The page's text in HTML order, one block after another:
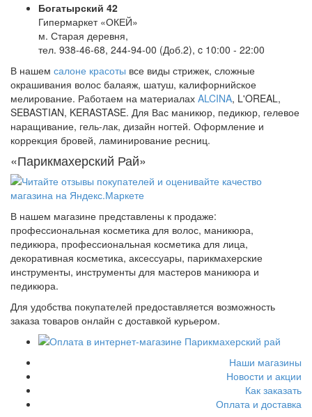
Богатырский 42
Гипермаркет «ОКЕЙ»
м. Старая деревня,
тел. 938-46-68, 244-94-00 (Доб.2), c 10:00 - 22:00
В нашем салоне красоты все виды стрижек, сложные
окрашивания волос балаяж, шатуш, калифорнийское
мелирование. Работаем на материалах ALCINA, L'OREAL,
SEBASTIAN, KERASTASE. Для Вас маникюр, педикюр, гелевое
наращивание, гель-лак, дизайн ногтей. Оформление и
коррекция бровей, ламинирование ресниц.
«Парикмахерский Рай»
В нашем магазине представлены к продаже:
профессиональная косметика для волос, маникюра,
педикюра, профессиональная косметика для лица,
декоративная косметика, аксессуары, парикмахерские
инструменты, инструменты для мастеров маникюра и
педикюра.
Для удобства покупателей предоставляется возможность
заказа товаров онлайн с доставкой курьером.
Наши магазины
Новости и акции
Как заказать
Оплата и доставка